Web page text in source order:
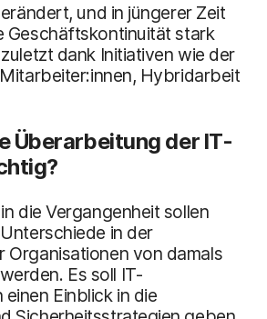
und in jüngerer Zeit
Geschäftskontinuität stark
dank Initiativen wie der
Hybridarbeit
Überarbeitung der IT-
die Vergangenheit sollen
in der
Organisationen von damals
Es soll IT-
Einblick in die